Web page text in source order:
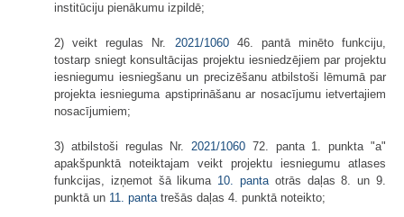
institūciju pienākumu izpildē;
2) veikt regulas Nr. 2021/106046. pantā minēto funkciju,
tostarp sniegt konsultācijas projektu iesniedzējiem par projektu
iesniegumu iesniegšanu un precizēšanu atbilstoši lēmumā par
projekta iesnieguma apstiprināšanu ar nosacījumu ietvertajiem
nosacījumiem;
3) atbilstoši regulas Nr.2021/1060 72. panta 1. punkta "a"
apakšpunktā noteiktajam veikt projektu iesniegumu atlases
funkcijas, izņemot šā likuma 10. pantaotrās daļas 8. un 9.
punktā un 11. pantatrešās daļas 4. punktā noteikto;